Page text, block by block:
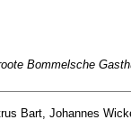
Bommelsche
Bart, Johannes